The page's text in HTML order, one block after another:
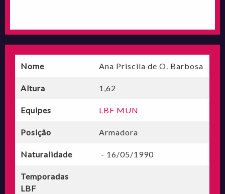
Nome Ana Priscila de O. Barbosa
Altura 1,62
Equipes LBF MUN
Posição Armadora
Naturalidade - 16/05/1990
Temporadas
LBF